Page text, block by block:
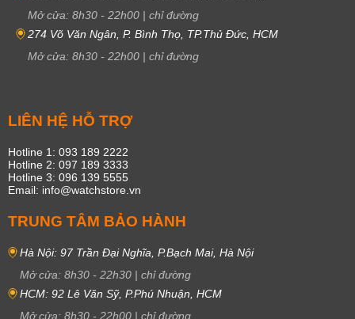
Mở cửa: 8h30 - 22h00 | chỉ đường
274 Võ Văn Ngân, P. Bình Thọ, TP.Thủ Đức, HCM
Mở cửa: 8h30 - 22h00 | chỉ đường
LIÊN HỆ HỖ TRỢ
Hotline 1: 093 189 2222
Hotline 2: 097 189 3333
Hotline 3: 096 139 5555
Email: info@watchstore.vn
TRUNG TÂM BẢO HÀNH
Hà Nội: 97 Trần Đại Nghĩa, P.Bạch Mai, Hà Nội
Mở cửa: 8h30 - 22h30 | chỉ đường
HCM: 92 Lê Văn Sỹ, P.Phú Nhuận, HCM
Mở cửa: 8h30 - 22h00 | chỉ đường